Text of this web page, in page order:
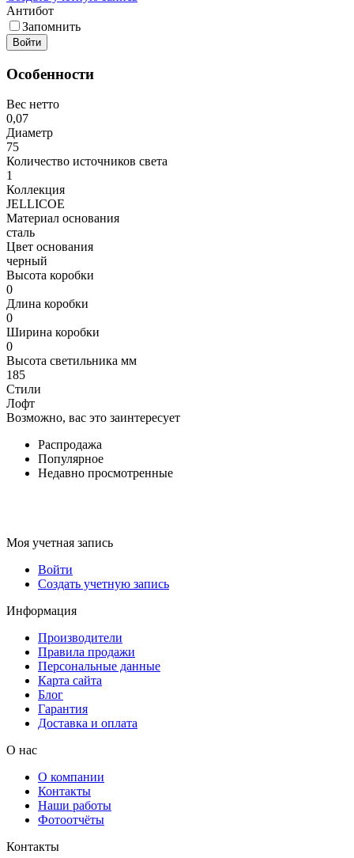
Антибот
Запомнить
Войти
Особенности
Вес нетто
0,07
Диаметр
75
Количество источников света
1
Коллекция
JELLICOE
Материал основания
сталь
Цвет основания
черный
Высота коробки
0
Длина коробки
0
Ширина коробки
0
Высота светильника мм
185
Стили
Лофт
Возможно, вас это заинтересует
Распродажа
Популярное
Недавно просмотренные
Моя учетная запись
Войти
Создать учетную запись
Информация
Производители
Правила продажи
Персональные данные
Карта сайта
Блог
Гарантия
Доставка и оплата
О нас
О компании
Контакты
Наши работы
Фотоотчёты
Контакты